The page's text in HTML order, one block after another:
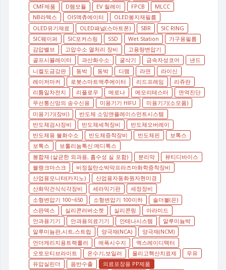
CMF제품
D램모듈 EV 릴레이 FPCB
MLCC
NB라텍스
OIS액츄에이터
OLED봉지재필름
OLED유기재료
OLED패널(스마트폰) SBR
SIC RING
SIC웨이퍼
SIC포커스링 SSD Wet Station
가구용필름
감압밸브
고압수소 열처리 장비
고용량변압기
골프시뮬레이터
과산화수소 굴삭기 금속자성코어
낸드
니켈도금강판
동박 동박 디램 라면
라이신
레이저마커
로봇스마트액추에이터 리드프레임
리쥬란
리튬일차전지
리플로우 메로나 메모리테스터
면역진단
무선통신망의 송수신용
미용기기 HIFU
미용기기(소모품)
미용기기(장비)
반도체 소잉앤플레이스먼트시스템
반도체검사장비
반도체세척장비
반도체오버레이
반도체용 불화수소
반도체증착장비 반도체핀
보톡스
보톡스
보툴리눔톡신:메디톡스
봉합재 (살균한 외과용, 흡수성 실 포함)
분리막
뷰티디바이스
블랭크마스크
비정질탄소박막프라즈마화학증착장비
산업용모니터(카지노)
산업용자동화원자현미경
산화막건식식각장비
세라믹기판
세정장비
소형변압기 100~650
소형변압기 100이하
솔더볼(은)
스판덱스
실리콘러버소켓 실리콘링
아라미드
안과용기기
안과용의료기기 안테나시스템
알루미늄박
알루미늄판,시트,스트립
양극재(NCA)
양극재(NCM)
언더캐리지용트랙롤러
에폭시수지
엑스레이디텍터
오토모티브라이트
온수기,보일러 올리고핵산치료제
우유
유압실린더
음반수출
의료포장용 PP제품